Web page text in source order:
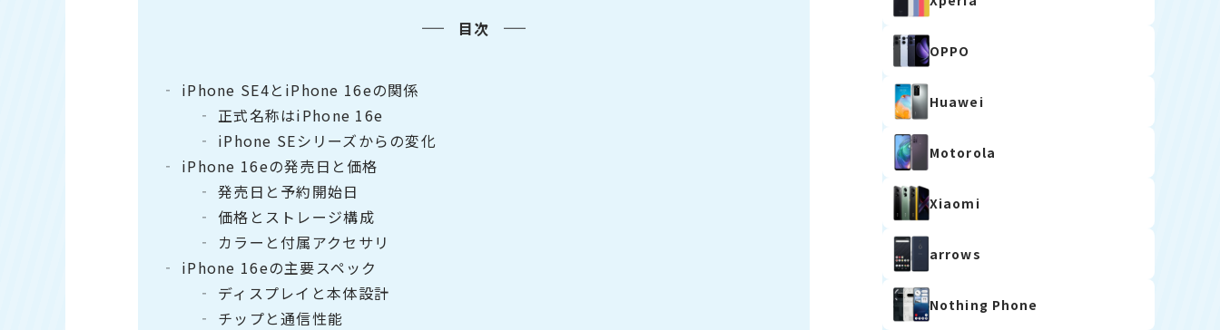
目次
iPhone SE4とiPhone 16eの関係
正式名称はiPhone 16e
iPhone SEシリーズからの変化
iPhone 16eの発売日と価格
発売日と予約開始日
価格とストレージ構成
カラーと付属アクセサリ
iPhone 16eの主要スペック
ディスプレイと本体設計
チップと通信性能
OPPO
Huawei
Motorola
Xiaomi
arrows
Nothing Phone